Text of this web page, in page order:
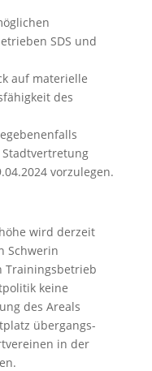
SDS und
auf materielle
des
vorzulegen.
wird derzeit
Schwerin
Trainingsbetrieb
keine
des Areals
übergangs-
in der